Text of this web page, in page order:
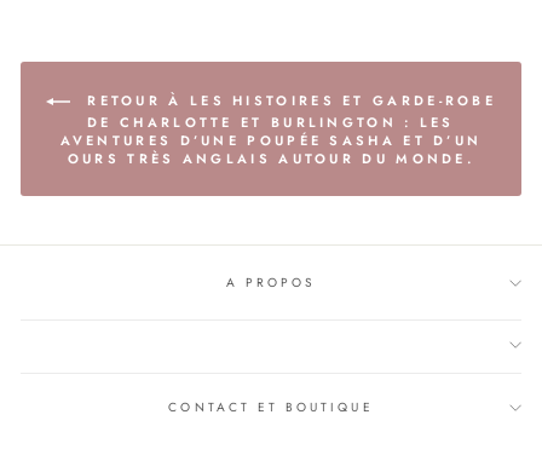
RETOUR À LES HISTOIRES ET GARDE-ROBE
DE CHARLOTTE ET BURLINGTON : LES
AVENTURES D’UNE POUPÉE SASHA ET D’UN
OURS TRÈS ANGLAIS AUTOUR DU MONDE.
A PROPOS
CONTACT ET BOUTIQUE